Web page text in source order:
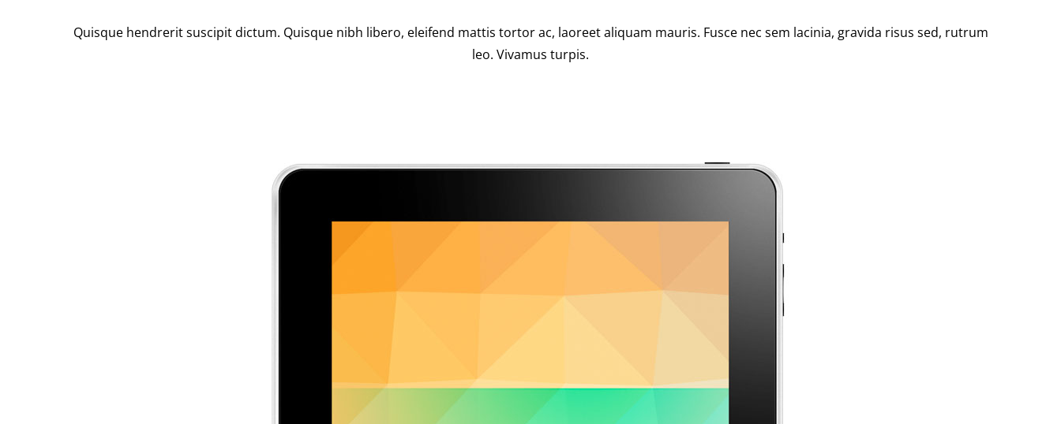
Quisque hendrerit suscipit dictum. Quisque nibh libero, eleifend mattis tortor ac, laoreet aliquam mauris. Fusce nec sem lacinia, gravida risus sed, rutrum
leo. Vivamus turpis.